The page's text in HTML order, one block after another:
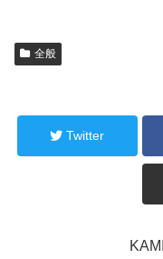
全般
Twitter